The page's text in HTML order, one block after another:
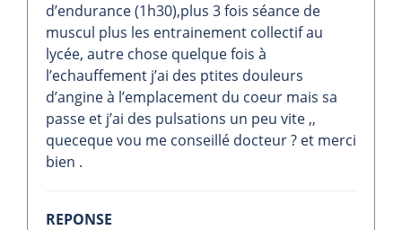
d’endurance (1h30),plus 3 fois séance de
muscul plus les entrainement collectif au
lycée, autre chose quelque fois à
l’echauffement j’ai des ptites douleurs
d’angine à l’emplacement du coeur mais sa
passe et j’ai des pulsations un peu vite ,,
queceque vou me conseillé docteur ? et merci
bien .
REPONSE